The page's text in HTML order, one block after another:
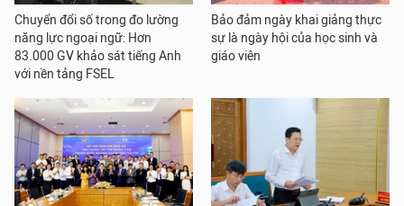
Chuyển đổi số trong đo lường
năng lực ngoại ngữ: Hơn
83.000 GV khảo sát tiếng Anh
với nền tảng FSEL
Bảo đảm ngày khai giảng thực
sự là ngày hội của học sinh và
giáo viên